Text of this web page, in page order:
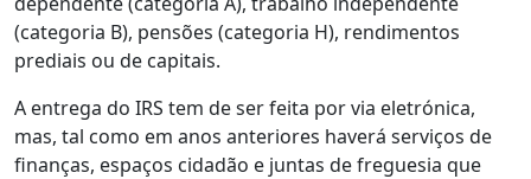
(categoria B), pensões (categoria H), rendimentos
prediais ou de capitais.
A entrega do IRS tem de ser feita por via eletrónica,
mas, tal como em anos anteriores haverá serviços de
finanças, espaços cidadão e juntas de freguesia que